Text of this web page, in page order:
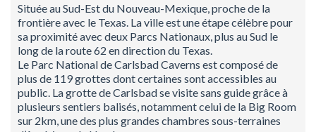
Située au Sud-Est du Nouveau-Mexique, proche de la
frontière avec le Texas. La ville est une étape célèbre pour
sa proximité avec deux Parcs Nationaux, plus au Sud le
long de la route 62 en direction du Texas.
Le Parc National de Carlsbad Caverns est composé de
plus de 119 grottes dont certaines sont accessibles au
public. La grotte de Carlsbad se visite sans guide grâce à
plusieurs sentiers balisés, notamment celui de la Big Room
sur 2km, une des plus grandes chambres sous-terraines